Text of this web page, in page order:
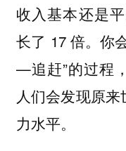
收入基本还是
长了 17 倍。你
—追赶”的过程
人们会发现原
力水平。